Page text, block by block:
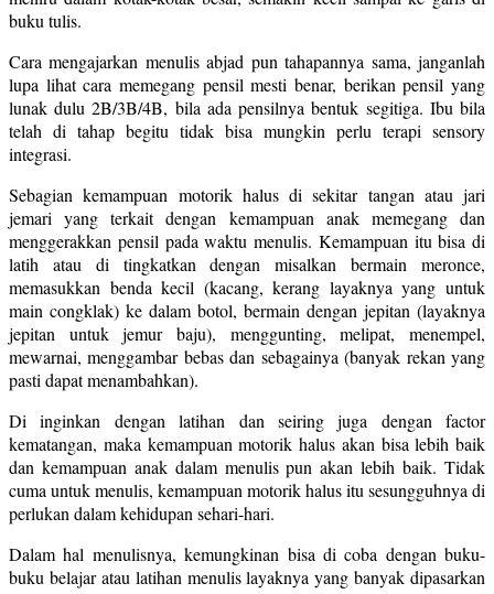
buku tulis.
Cara mengajarkan menulis abjad pun tahapannya sama, janganlah
lupa lihat cara memegang pensil mesti benar, berikan pensil yang
lunak dulu 2B/3B/4B, bila ada pensilnya bentuk segitiga. Ibu bila
telah di tahap begitu tidak bisa mungkin perlu terapi sensory
integrasi.
Sebagian kemampuan motorik halus di sekitar tangan atau jari
jemari yang terkait dengan kemampuan anak memegang dan
menggerakkan pensil pada waktu menulis. Kemampuan itu bisa di
latih atau di tingkatkan dengan misalkan bermain meronce,
memasukkan benda kecil (kacang, kerang layaknya yang untuk
main congklak) ke dalam botol, bermain dengan jepitan (layaknya
jepitan untuk jemur baju), menggunting, melipat, menempel,
mewarnai, menggambar bebas dan sebagainya (banyak rekan yang
pasti dapat menambahkan).
Di inginkan dengan latihan dan seiring juga dengan factor
kematangan, maka kemampuan motorik halus akan bisa lebih baik
dan kemampuan anak dalam menulis pun akan lebih baik. Tidak
cuma untuk menulis, kemampuan motorik halus itu sesungguhnya di
perlukan dalam kehidupan sehari-hari.
Dalam hal menulisnya, kemungkinan bisa di coba dengan buku-
buku belajar atau latihan menulis layaknya yang banyak dipasarkan